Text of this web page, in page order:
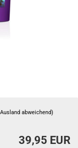
abweichend)
39,95 EUR